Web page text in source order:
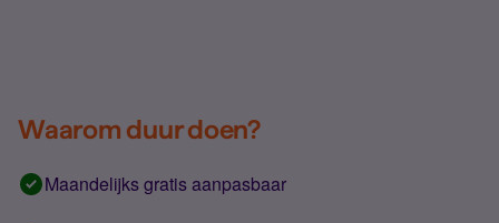
Waarom duur doen?
Maandelijks gratis aanpasbaar